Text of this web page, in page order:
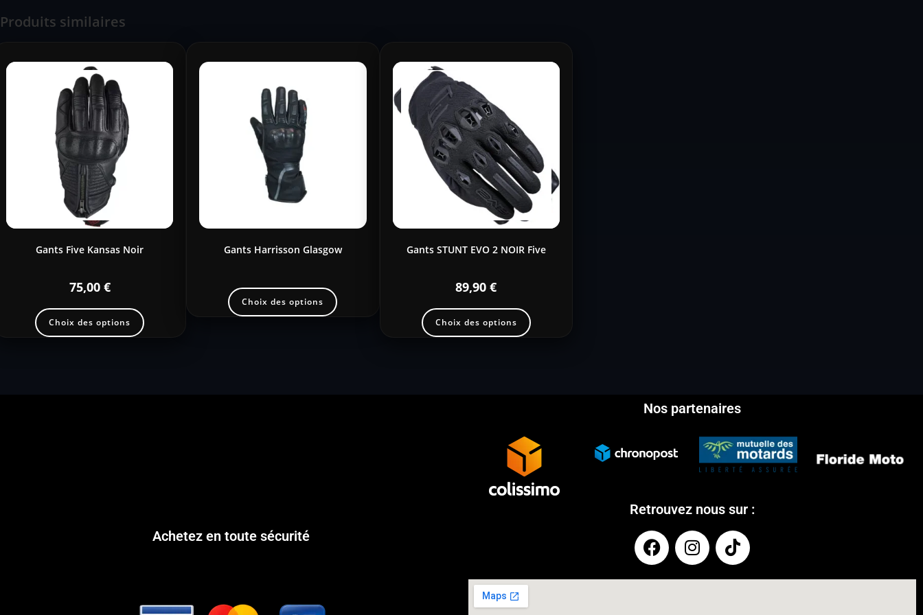
Produits similaires
Gants Five Kansas Noir
75,00 €
Choix des options
Gants Harrisson Glasgow
Choix des options
Gants STUNT EVO 2 NOIR Five
89,90€
Choix des options
Achetez en toute sécurité
Nos partenaires
Retrouvez nous sur :